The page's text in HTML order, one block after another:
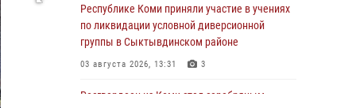
Республике Коми приняли участие в учениях
по ликвидации условной диверсионной
группы в Сыктывдинском районе
03 августа 2026, 13:31 3
Росгвардеец из Коми стал серебряным